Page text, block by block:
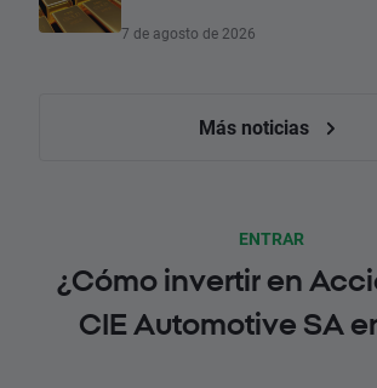
7 de agosto de 2026
Más noticias
ENTRAR
¿Cómo invertir en
CIE Automotive SA